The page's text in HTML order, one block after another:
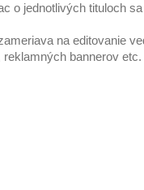
o jednotlivých tituloch
na editovanie
reklamných bannerov